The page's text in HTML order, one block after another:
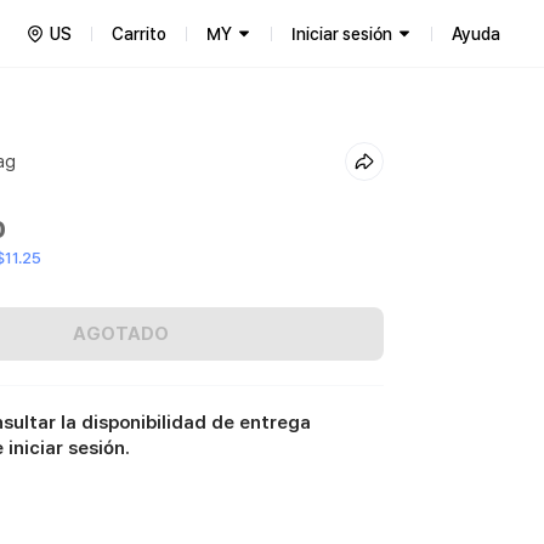
US Carrito MY Iniciar sesión Ayuda
AGOTADO
la disponibilidad de entrega
iniciar sesión.